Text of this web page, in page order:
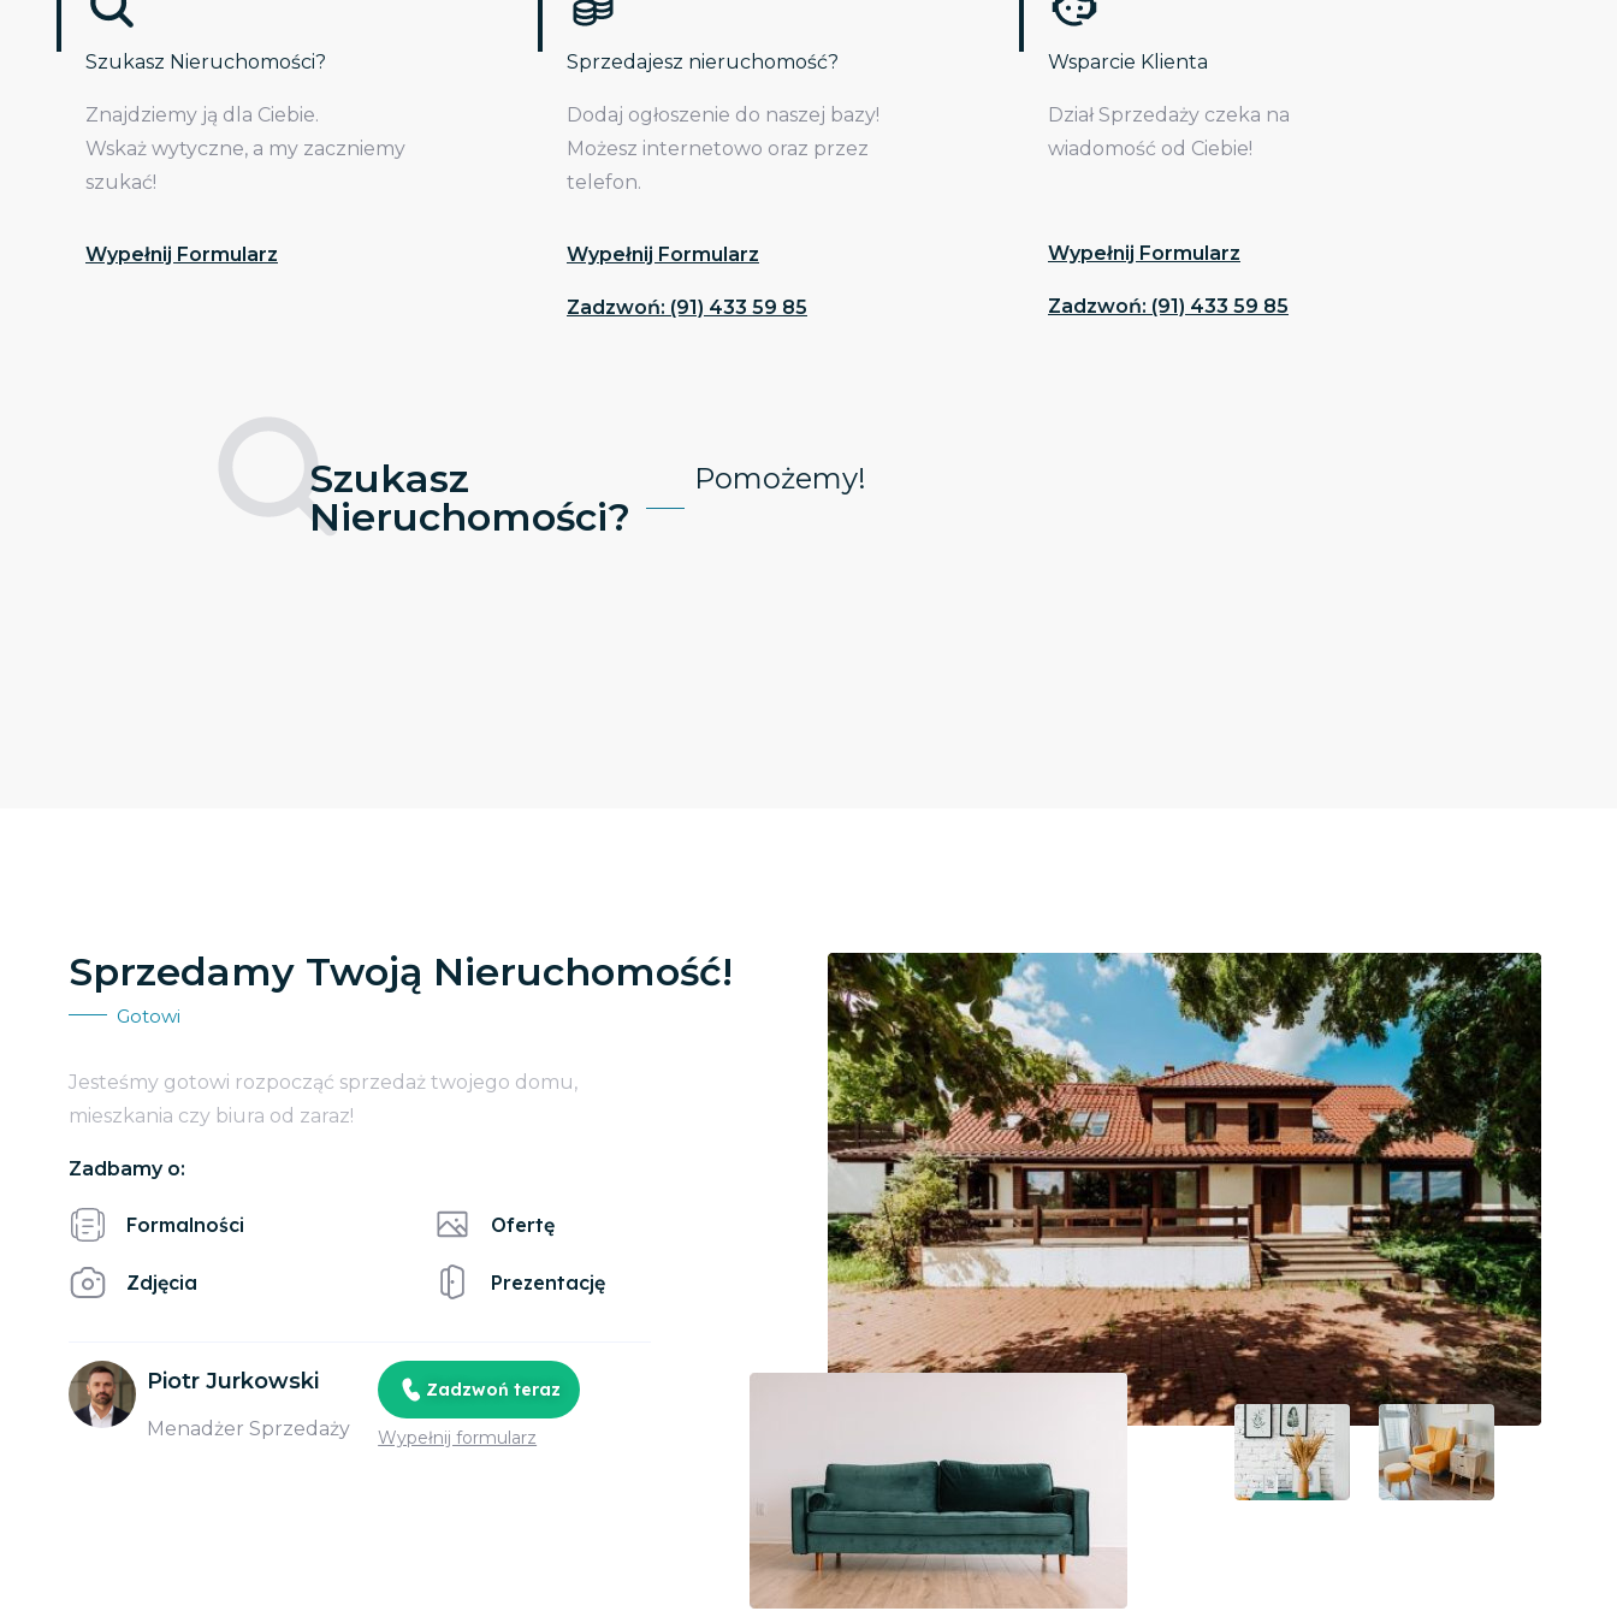
Szukasz Nieruchomości?
Znajdziemy ją dla Ciebie.
Wskaż wytyczne, a my zaczniemy
szukać!
Wypełnij Formularz
Sprzedajesz nieruchomość?
Dodaj ogłoszenie do naszej bazy!
Możesz internetowo oraz przez
telefon.
Wypełnij Formularz
Zadzwoń: (91) 433 59 85
Wsparcie Klienta
Dział Sprzedaży czeka na
wiadomość od Ciebie!
Wypełnij Formularz
Zadzwoń: (91) 433 59 85
Szukasz
Nieruchomości?
Pomożemy!
Sprzedamy Twoją Nieruchomość!
Gotowi
Jesteśmy gotowi rozpocząć sprzedaż twojego domu,
mieszkania czy biura od zaraz!
Zadbamy o:
Formalności
Zdjęcia
Ofertę
Prezentację
Piotr Jurkowski
Menadżer Sprzedaży
Zadzwoń teraz
Wypełnij formularz